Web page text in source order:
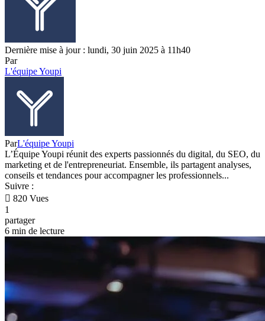
Dernière mise à jour : lundi, 30 juin 2025 à 11h40
Par
L'équipe Youpi
ParL'équipe Youpi
L’Équipe Youpi réunit des experts passionnés du digital, du SEO, du
marketing et de l'entrepreneuriat. Ensemble, ils partagent analyses,
conseils et tendances pour accompagner les professionnels...
Suivre :
820 Vues
1
partager
6 min de lecture